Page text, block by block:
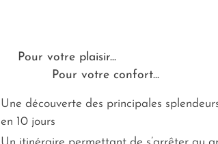
Pour votre plaisir...
Pour votre confort...
Une découverte des principales
en 10 jours